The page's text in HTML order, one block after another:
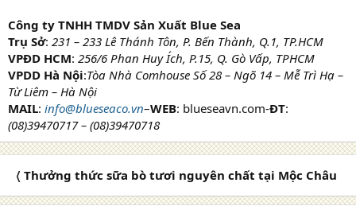
Công ty TNHH TMDV Sản Xuất Blue Sea
Trụ Sở: 231 – 233 Lê Thánh Tôn, P. Bến Thành, Q.1, TP.HCM
VPĐD HCM: 256/6 Phan Huy Ích, P.15, Q. Gò Vấp, TPHCM
VPDD Hà Nội:Tòa Nhà Comhouse Số 28 – Ngõ 14 – Mễ Trì Hạ –
Từ Liêm – Hà Nội
MAIL: info@blueseaco.vn–WEB: blueseavn.com-ĐT:
(08)39470717 – (08)39470718
〈 Thưởng thức sữa bò tươi nguyên chất tại Mộc Châu